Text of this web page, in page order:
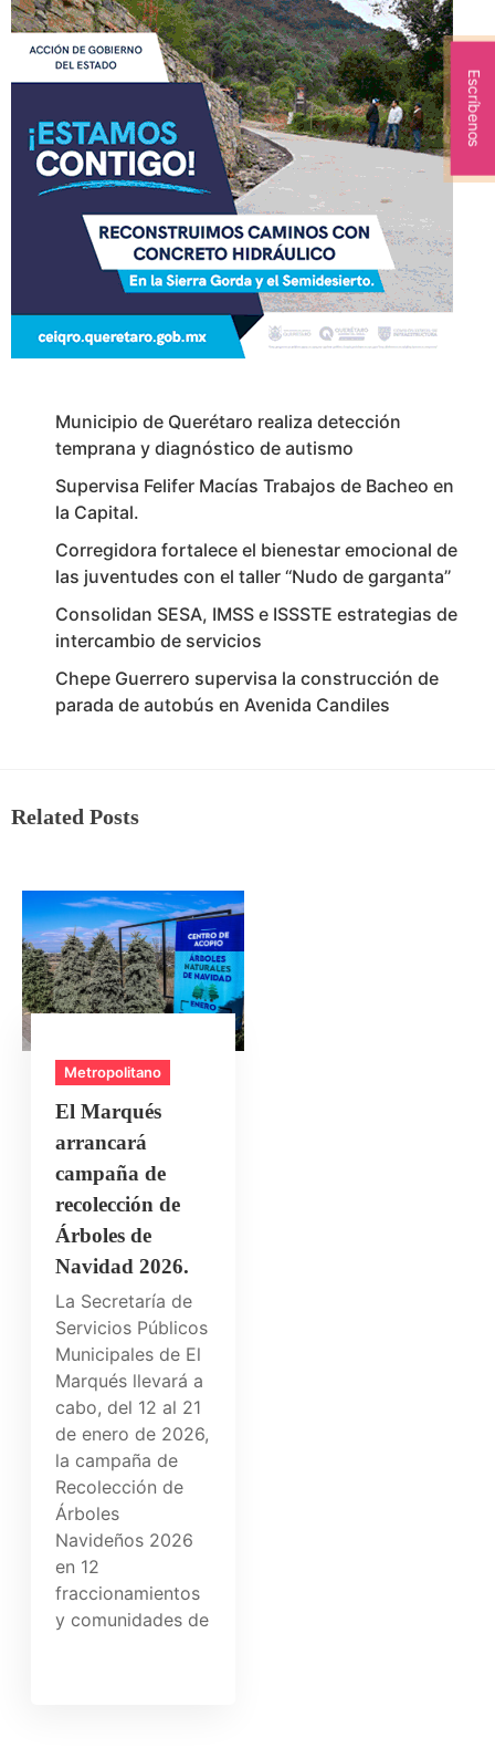
Municipio de Querétaro realiza detección
temprana y diagnóstico de autismo
Supervisa Felifer Macías Trabajos de Bacheo en
la Capital.
Corregidora fortalece el bienestar emocional de
las juventudes con el taller ‘‘Nudo de garganta’’
Consolidan SESA, IMSS e ISSSTE estrategias de
intercambio de servicios
Chepe Guerrero supervisa la construcción de
parada de autobús en Avenida Candiles
Related Posts
Metropolitano
El Marqués
arrancará
campaña de
recolección de
Árboles de
Navidad 2026.
La Secretaría de
Servicios Públicos
Municipales de El
Marqués llevará a
cabo, del 12 al 21
de enero de 2026,
la campaña de
Recolección de
Árboles
Navideños 2026
en 12
fraccionamientos
y comunidades de
Escríbenos